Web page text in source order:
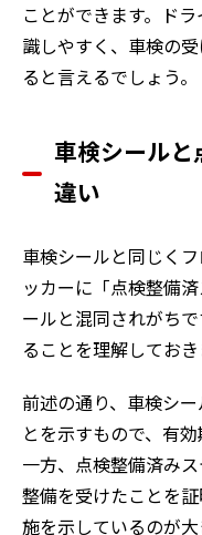
ことができます。ド
識しやすく、車検の
ると言えるでしょう。
車検シールと
違い
車検シールと同じく
ッカーに「点検整備
ールと混同されがち
ることを理解しておき
前述の通り、車検シ
とを示すもので、有
一方、点検整備済み
整備を受けたことを
施を示しているのが大